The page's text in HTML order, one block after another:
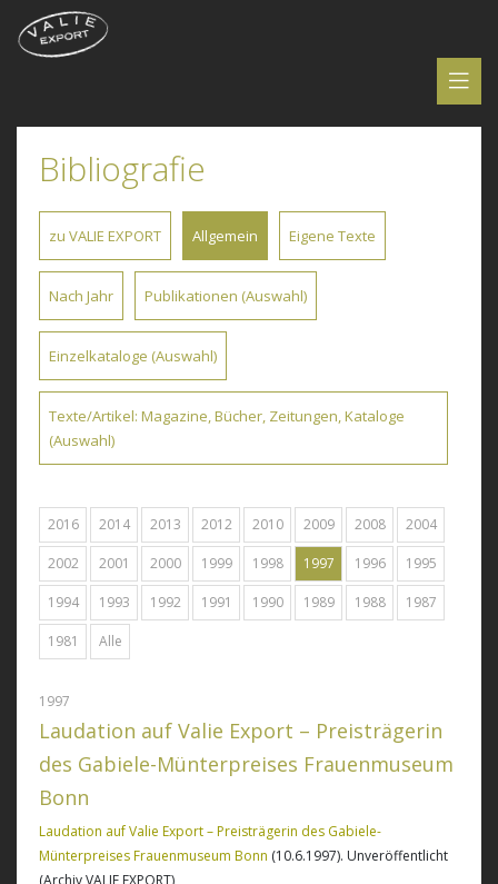
Bibliografie
zu VALIE EXPORT Allgemein Eigene Texte
Nach Jahr Publikationen (Auswahl)
Einzelkataloge (Auswahl)
Texte/Artikel: Magazine, Bücher, Zeitungen, Kataloge
(Auswahl)
2016 2014 2013 2012 2010 2009 2008 2004
2002 2001 2000 1999 1998 1997 1996 1995
1994 1993 1992 1991 1990 1989 1988 1987
1981 Alle
1997
Laudation auf Valie Export – Preisträgerin
des Gabiele-Münterpreises Frauenmuseum
Bonn
Laudation auf Valie Export – Preisträgerin des Gabiele-
Münterpreises Frauenmuseum Bonn (10.6.1997). Unveröffentlicht